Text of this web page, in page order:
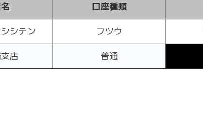
口座種類
シテン フツウ
店 普通